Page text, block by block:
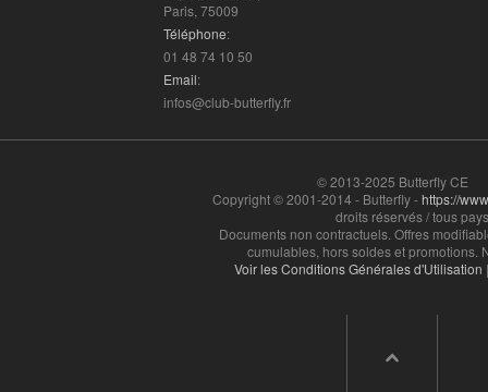
Paris, 75009
Téléphone:
01 48 74 10 50
Email:
infos@club-butterfly.fr
© 2013-2025 Butterfly CE
Copyright © 2001-2014 - Butterfly -https://
droits réservés / tous
Documents non contractuels. Offres
cumulables, hors soldes et promotions.
Voir les Conditions Générales d'Utilisation